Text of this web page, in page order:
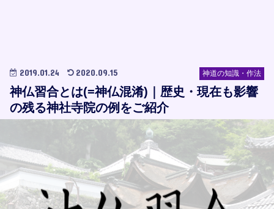
神道の知識・作法
2019.01.24 2020.09.15
神仏習合とは(=神仏混淆)｜歴史・現在も影響
の残る神社寺院の例をご紹介